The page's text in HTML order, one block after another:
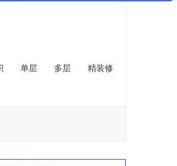
单层 多层
精装修